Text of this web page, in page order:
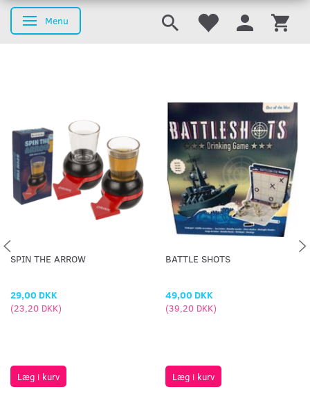
Skifte navigation
Menu
SPIN THE ARROW
29,00 DKK
(23,20 DKK)
Læg i kurv
BATTLE SHOTS
49,00 DKK
(39,20 DKK)
Læg i kurv